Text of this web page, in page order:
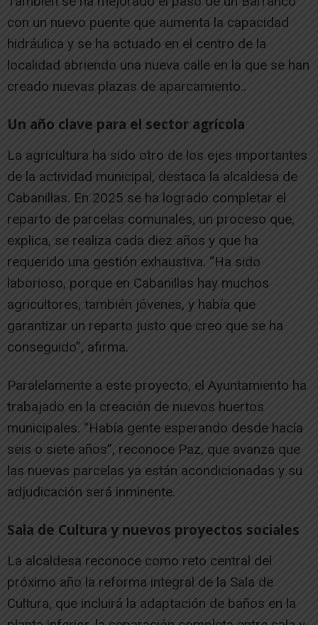
con un nuevo puente que aumenta la capacidad
hidráulica y se ha actuado en el centro de la
localidad abriendo una nueva calle en la que se han
creado nuevas plazas de aparcamiento..
Un año clave para el sector agrícola
La agricultura ha sido otro de los ejes importantes
de la actividad municipal, destaca la alcaldesa de
Cabanillas. En 2025 se ha logrado completar el
reparto de parcelas comunales, un proceso que,
explica, se realiza cada diez años y que ha
requerido una gestión exhaustiva. “Ha sido
laborioso, porque en Cabanillas hay muchos
agricultores, también jóvenes, y había que
garantizar un reparto justo que creo que se ha
conseguido”, afirma.
Paralelamente a este proyecto, el Ayuntamiento ha
trabajado en la creación de nuevos huertos
municipales. “Había gente esperando desde hacía
seis o siete años”, reconoce Paz, que avanza que
las nuevas parcelas ya están acondicionadas y su
adjudicación será inminente.
Sala de Cultura y nuevos proyectos sociales
La alcaldesa reconoce como reto central del
próximo año la reforma integral de la Sala de
Cultura, que incluirá la adaptación de baños en la